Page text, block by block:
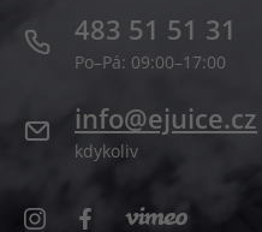
483 51 51 31
Po–Pá: 09:00–17:00
info@ejuice.cz
kdykoliv